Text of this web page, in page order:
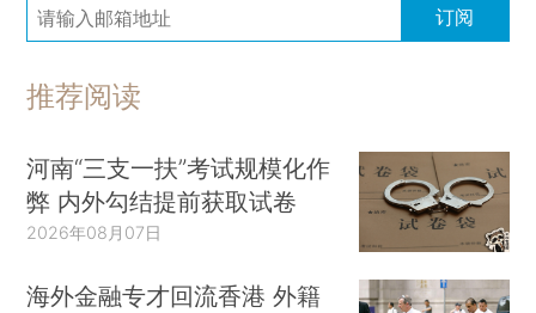
订阅
推荐阅读
河南“三支一扶”考试规模化作
弊 内外勾结提前获取试卷
2026年08月07日
海外金融专才回流香港 外籍